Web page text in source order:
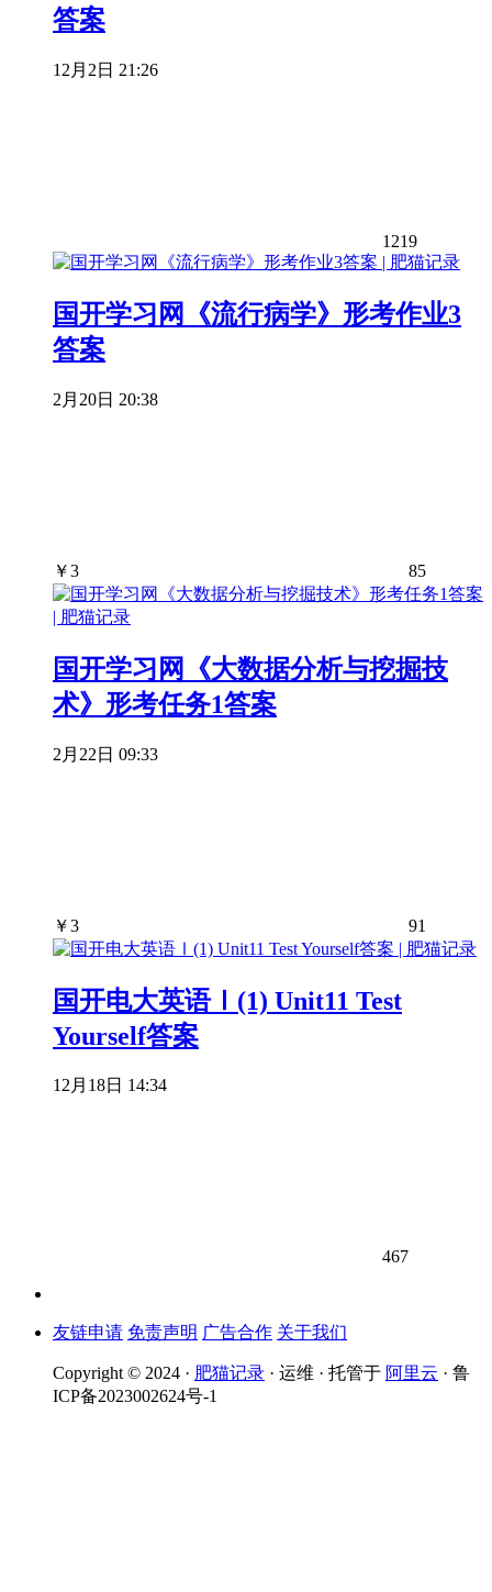
答案
12月2日 21:26
1219
国开学习网《流行病学》形考作业3
答案
2月20日 20:38
￥3 85
国开学习网《大数据分析与挖掘技
术》形考任务1答案
2月22日 09:33
￥3 91
国开电大英语Ⅰ(1) Unit11 Test
Yourself答案
12月18日 14:34
467
友链申请 免责声明 广告合作 关于我们
Copyright © 2024 · 肥猫记录 · 运维 · 托管于 阿里云 · 鲁
ICP备2023002624号-1